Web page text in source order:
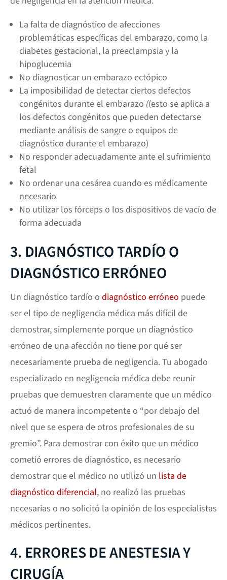
La falta de diagnóstico de afecciones
problemáticas específicas del embarazo, como la
diabetes gestacional, la preeclampsia y la
hipoglucemia
No diagnosticar un embarazo ectópico
La imposibilidad de detectar ciertos defectos
congénitos durante el embarazo ((esto se aplica a
los defectos congénitos que pueden detectarse
mediante análisis de sangre o equipos de
diagnóstico durante el embarazo)
No responder adecuadamente ante el sufrimiento
fetal
No ordenar una cesárea cuando es médicamente
necesario
No utilizar los fórceps o los dispositivos de vacío de
forma adecuada
3. DIAGNÓSTICO TARDÍO O
DIAGNÓSTICO ERRÓNEO
Un diagnóstico tardío o diagnóstico erróneo puede
ser el tipo de negligencia médica más difícil de
demostrar, simplemente porque un diagnóstico
erróneo de una afección no tiene por qué ser
necesariamente prueba de negligencia. Tu abogado
especializado en negligencia médica debe reunir
pruebas que demuestren claramente que un médico
actuó de manera incompetente o “por debajo del
nivel que se espera de otros profesionales de su
gremio”. Para demostrar con éxito que un médico
cometió errores de diagnóstico, es necesario
demostrar que el médico no utilizó un lista de
diagnóstico diferencial, no realizó las pruebas
necesarias o no solicitó la opinión de los especialistas
médicos pertinentes.
4. ERRORES DE ANESTESIA Y
CIRUGÍA